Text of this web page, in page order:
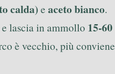
calda)e aceto bianco.
lascia in ammollo 15-60
è vecchio, più conviene